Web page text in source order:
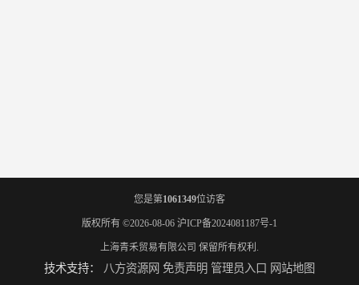
您是第1061349位访客
版权所有 ©2026-08-06 沪ICP备2024081187号-1
上海青禾贸易有限公司 保留所有权利.
技术支持： 八方资源网 免责声明 管理员入口 网站地图